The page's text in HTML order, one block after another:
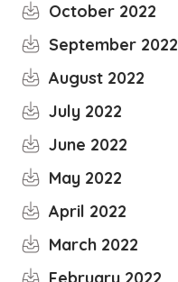
October 2022
September 2022
August 2022
July 2022
June 2022
May 2022
April 2022
March 2022